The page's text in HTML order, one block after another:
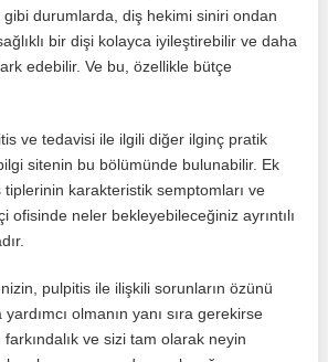
durumlarda, diş hekimi siniri ondan
bir dişi kolayca iyileştirebilir ve daha
fark edebilir. Ve bu, özellikle bütçe
ve tedavisi ile ilgili diğer ilginç pratik
sitenin bu bölümünde bulunabilir. Ek
tiplerinin karakteristik semptomları ve
ofisinde neler bekleyebileceğiniz ayrıntılı
pulpitis ile ilişkili sorunların özünü
olmanın yanı sıra gerekirse
ve sizi tam olarak neyin